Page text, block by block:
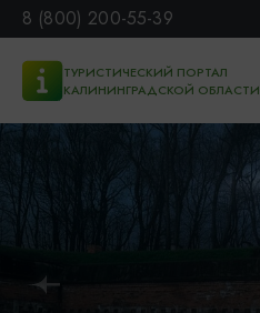
8 (800) 200-55-39
ТУРИСТИЧЕСКИЙ ПОРТАЛ
КАЛИНИНГРАДСКОЙ ОБЛАСТИ